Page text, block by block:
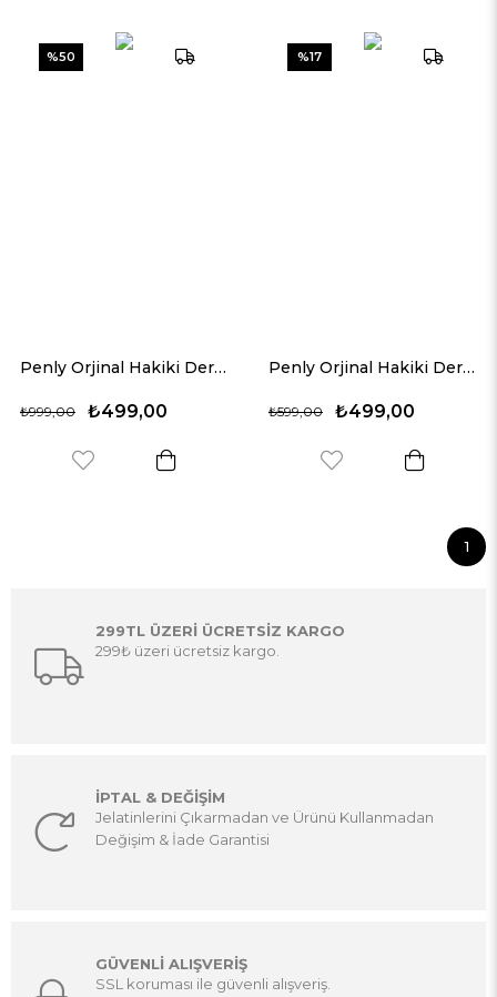
Penly Orjinal Hakiki Deri Kartlık Cepli Taba Cüzdan Modeli
₺499,00
₺999,00
%50
Penly Orjinal Hakiki Deri Mekanizmal Siyah Cüzdan Modeli
₺499,00
₺599,00
%17
1
299TL ÜZERİ ÜCRETSİZ KARGO
299₺ üzeri ücretsiz kargo.
İPTAL & DEĞİŞİM
Jelatinlerini Çıkarmadan ve Ürünü Kullanmadan
Değişim & İade Garantisi
GÜVENLİ ALIŞVERİŞ
SSL koruması ile güvenli alışveriş.